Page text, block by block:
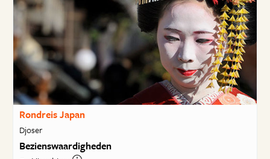
Rondreis Japan
Djoser
Bezienswaardigheden